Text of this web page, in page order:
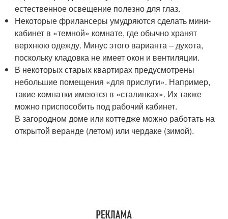
естественное освещение полезно для глаз.
Некоторые фрилансеры умудряются сделать мини-
кабинет в «темной» комнате, где обычно хранят
верхнюю одежду. Минус этого варианта – духота,
поскольку кладовка не имеет окон и вентиляции.
В некоторых старых квартирах предусмотрены
небольшие помещения «для прислуги». Например,
такие комнатки имеются в «сталинках». Их также
можно приспособить под рабочий кабинет.
В загородном доме или коттедже можно работать на
открытой веранде (летом) или чердаке (зимой).